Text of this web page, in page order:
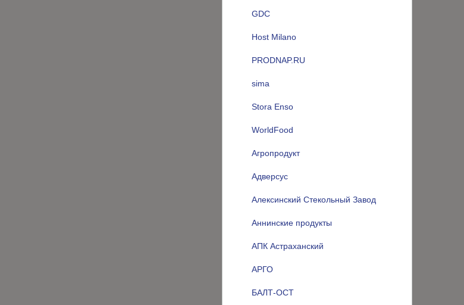
GDC
Host Milano
PRODNAP.RU
sima
Stora Enso
WorldFood
Агропродукт
Адверсус
Алексинский Стекольный Завод
Аннинские продукты
АПК Астраханский
АРГО
БАЛТ-ОСТ